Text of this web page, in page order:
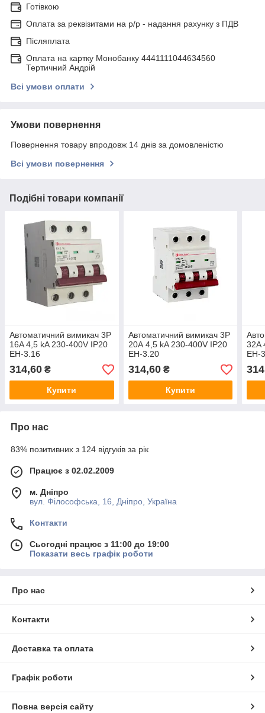
Готівкою
Оплата за реквізитами на р/р - надання рахунку з ПДВ
Післяплата
Оплата на картку Монобанку 4441111044634560
Тертичний Андрій
Всі умови оплати
Умови повернення
Повернення товару впродовж 14 днів за домовленістю
Всі умови повернення
Подібні товари компанії
Автоматичний вимикач 3P
16A 4,5 kA 230-400V IP20
EH-3.16
314,60 ₴
Купити
Автоматичний вимикач 3P
20А 4,5 kA 230-400V IP20
EH-3.20
314,60₴
Купити
32A
EH-
Про нас
83% позитивних з 124 відгуків за рік
Працює з 02.02.2009
м. Дніпро
вул. Філософська, 16, Дніпро, Україна
Контакти
Сьогодні працює з 11:00 до 19:00
Показати весь графік роботи
Про нас
Контакти
Доставка та оплата
Графік роботи
Повна версія сайту